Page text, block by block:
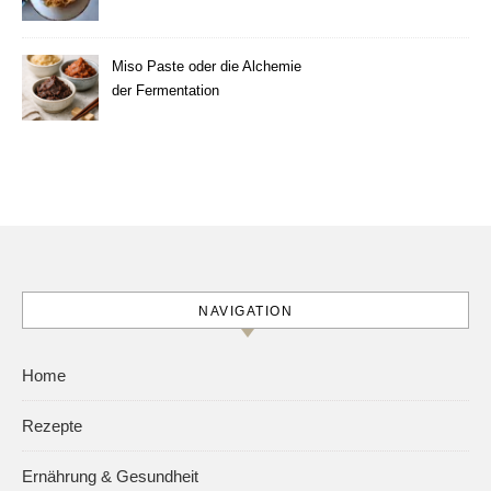
Miso Paste oder die Alchemie
der Fermentation
NAVIGATION
Home
Rezepte
Ernährung & Gesundheit